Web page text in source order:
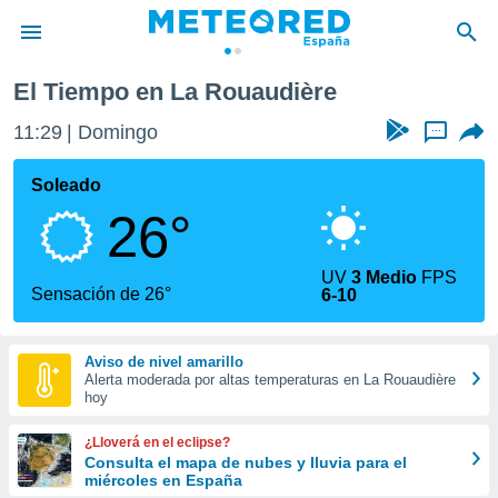
de
por
que se
calidad.
a este
las
y
forma
digital
basada
El Tiempo en La Rouaudière
11:29 Domingo ...
Soleado
26°
Sensación de 26°
UV3 Medio FPS
6-10
Aviso de nivel amarillo
Alerta moderada por altas temperaturas en La Rouaudière
hoy
¿Lloverá en el eclipse?
Consulta el mapa de nubes y lluvia para el
miércoles en España